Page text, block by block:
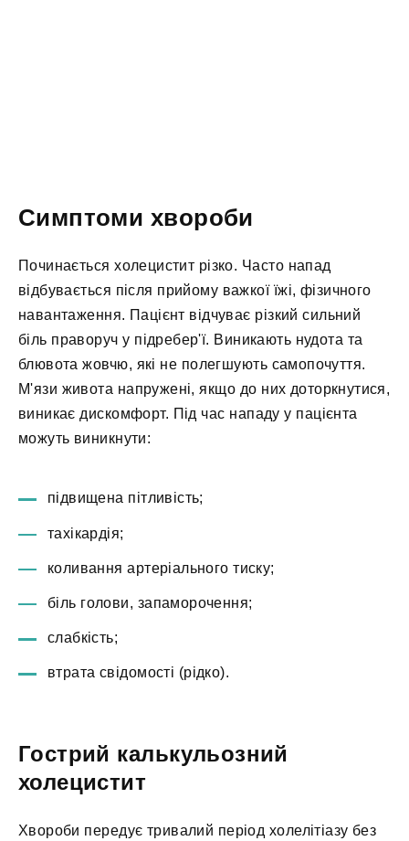
Симптоми хвороби
Починається холецистит різко. Часто напад
відбувається після прийому важкої їжі, фізичного
навантаження. Пацієнт відчуває різкий сильний
біль праворуч у підребер'ї. Виникають нудота та
блювота жовчю, які не полегшують самопочуття.
М'язи живота напружені, якщо до них доторкнутися,
виникає дискомфорт. Під час нападу у пацієнта
можуть виникнути:
підвищена пітливість;
тахікардія;
коливання артеріального тиску;
біль голови, запаморочення;
слабкість;
втрата свідомості (рідко).
Гострий калькульозний
холецистит
Хвороби передує тривалий період холелітіазу без